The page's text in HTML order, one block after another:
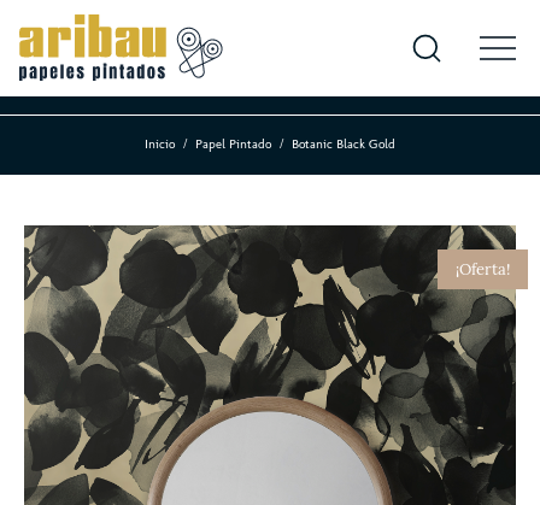
Inicio Papel Pintado Botanic Black Gold
¡Oferta!